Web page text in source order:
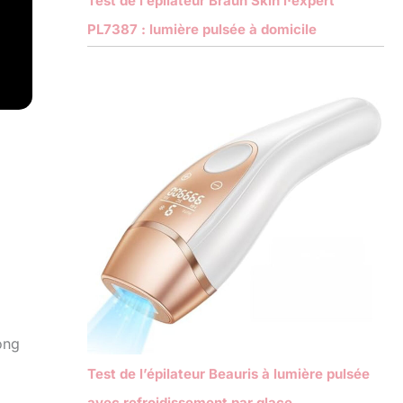
PL7387 : lumière pulsée à domicile
Test de l’épilateur Beauris à lumière pulsée